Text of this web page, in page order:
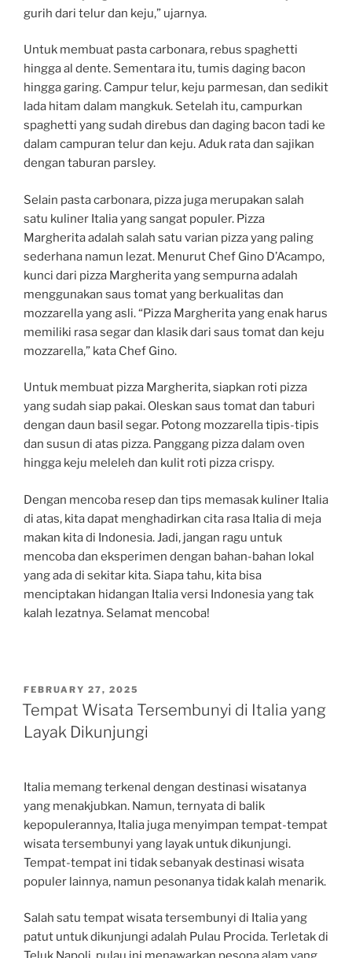
gurih dari telur dan keju,” ujarnya.
Untuk membuat pasta carbonara, rebus spaghetti
hingga al dente. Sementara itu, tumis daging bacon
hingga garing. Campur telur, keju parmesan, dan sedikit
lada hitam dalam mangkuk. Setelah itu, campurkan
spaghetti yang sudah direbus dan daging bacon tadi ke
dalam campuran telur dan keju. Aduk rata dan sajikan
dengan taburan parsley.
Selain pasta carbonara, pizza juga merupakan salah
satu kuliner Italia yang sangat populer. Pizza
Margherita adalah salah satu varian pizza yang paling
sederhana namun lezat. Menurut Chef Gino D’Acampo,
kunci dari pizza Margherita yang sempurna adalah
menggunakan saus tomat yang berkualitas dan
mozzarella yang asli. “Pizza Margherita yang enak harus
memiliki rasa segar dan klasik dari saus tomat dan keju
mozzarella,” kata Chef Gino.
Untuk membuat pizza Margherita, siapkan roti pizza
yang sudah siap pakai. Oleskan saus tomat dan taburi
dengan daun basil segar. Potong mozzarella tipis-tipis
dan susun di atas pizza. Panggang pizza dalam oven
hingga keju meleleh dan kulit roti pizza crispy.
Dengan mencoba resep dan tips memasak kuliner Italia
di atas, kita dapat menghadirkan cita rasa Italia di meja
makan kita di Indonesia. Jadi, jangan ragu untuk
mencoba dan eksperimen dengan bahan-bahan lokal
yang ada di sekitar kita. Siapa tahu, kita bisa
menciptakan hidangan Italia versi Indonesia yang tak
kalah lezatnya. Selamat mencoba!
POSTED
ON
FEBRUARY 27, 2025
Tempat Wisata Tersembunyi di Italia yang
Layak Dikunjungi
Italia memang terkenal dengan destinasi wisatanya
yang menakjubkan. Namun, ternyata di balik
kepopulerannya, Italia juga menyimpan tempat-tempat
wisata tersembunyi yang layak untuk dikunjungi.
Tempat-tempat ini tidak sebanyak destinasi wisata
populer lainnya, namun pesonanya tidak kalah menarik.
Salah satu tempat wisata tersembunyi di Italia yang
patut untuk dikunjungi adalah Pulau Procida. Terletak di